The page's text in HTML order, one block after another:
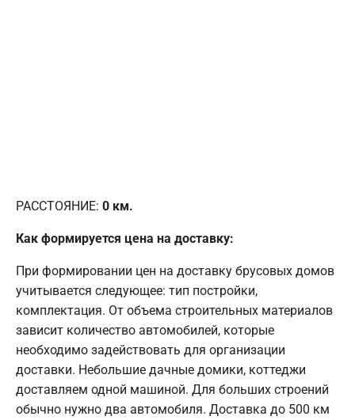
РАССТОЯНИЕ: 0 км.
Как формируется цена на доставку:
При формировании цен на доставку брусовых домов
учитывается следующее: тип постройки,
комплектация. От объема строительных материалов
зависит количество автомобилей, которые
необходимо задействовать для организации
доставки. Небольшие дачные домики, коттеджи
доставляем одной машиной. Для больших строений
обычно нужно два автомобиля. Доставка до 500 км